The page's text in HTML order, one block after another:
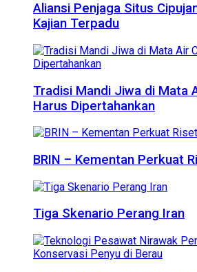
Aliansi Penjaga Situs
Kajian Terpadu
Tradisi Mandi Jiwa di Mata
Harus Dipertahankan
BRIN – Kementan Perkuat
Tiga Skenario Perang Iran